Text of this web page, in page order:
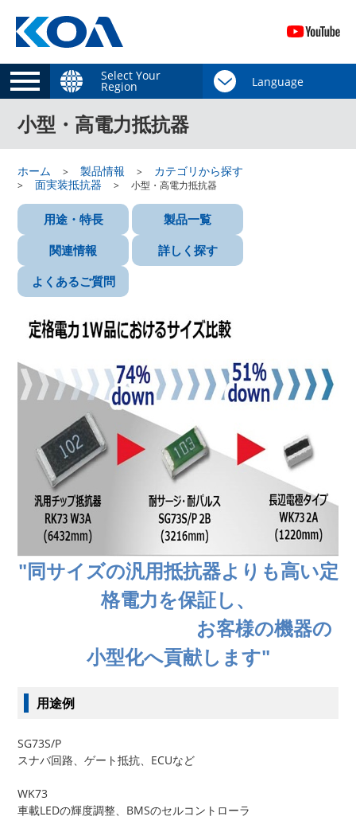
Select Your
Region
小型・高電力抵抗器
ホーム 製品情報
カテゴリから探す
面実装抵抗器
小型・高電力抵抗器
用途・特長
製品一覧
関連情報
詳しく探す
よくあるご質問
"同サイズの汎用抵抗器よりも高い定
格電力を保証し、
お客様の機器の
小型化へ貢献します"
用途例
SG73S/P
スナバ回路、ゲート抵抗、ECUなど
WK73
車載LEDの輝度調整、BMSのセルコントローラ